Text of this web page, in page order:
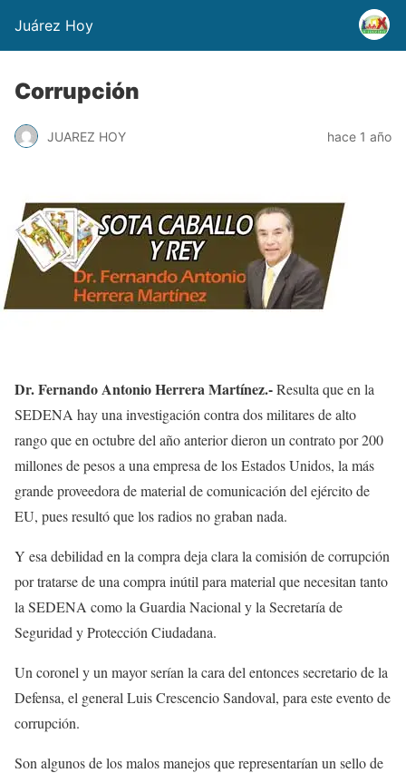
Juárez Hoy
Corrupción
JUAREZ HOY hace 1 año
Dr. Fernando Antonio Herrera Martínez.-Resulta que en la
SEDENA hay una investigación contra dos militares de alto
rango que en octubre del año anterior dieron un contrato por 200
millones de pesos a una empresa de los Estados Unidos, la más
grande proveedora de material de comunicación del ejército de
EU, pues resultó que los radios no graban nada.
Y esa debilidad en la compra deja clara la comisión de corrupción
por tratarse de una compra inútil para material que necesitan tanto
la SEDENA como la Guardia Nacional y la Secretaría de
Seguridad y Protección Ciudadana.
Un coronel y un mayor serían la cara del entonces secretario de la
Defensa, el general Luis Crescencio Sandoval, para este evento de
corrupción.
Son algunos de los malos manejos que representarían un sello de